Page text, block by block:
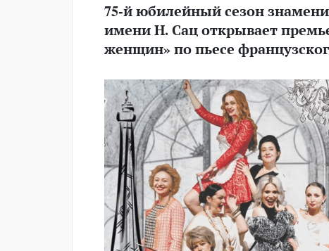
75-й юбилейный сезон
имени Н. Сац открывает
женщин» по пьесе